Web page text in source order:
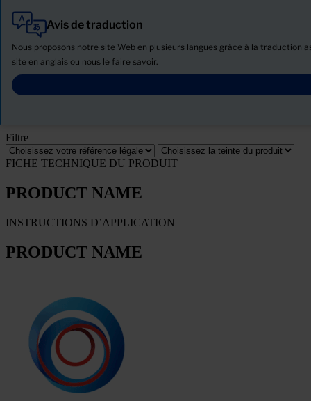
Avis de traduction
Nous proposons notre site Web en plusieurs langues grâce à la traduction
site en anglais ou nous le faire savoir.
Tout
Actualités
Télécharger la Fiche de données de sécurité
Filtre
FICHE TECHNIQUE DU PRODUIT
PRODUCT NAME
INSTRUCTIONS D’APPLICATION
PRODUCT NAME